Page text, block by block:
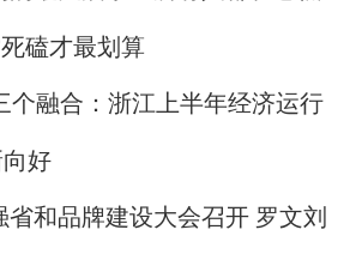
磕才最划算
个融合：浙江上半年经济运行
好
省和品牌建设大会召开 罗文刘